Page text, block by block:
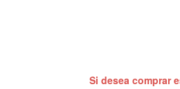
Si desea comprar